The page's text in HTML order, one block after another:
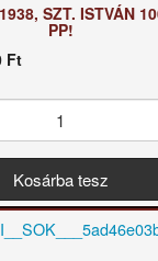
SZT. ISTVÁN
PP!
Ft